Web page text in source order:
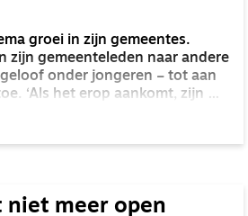
groei in zijn gemeentes.
zijn gemeenteleden naar andere
onder jongeren – tot aan
‘Als het erop aankomt, zijn we
een kerk van losers.’
niet meer open